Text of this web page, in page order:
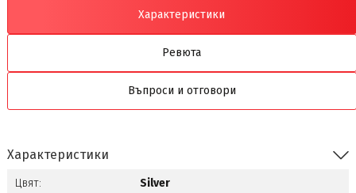
Характеристики
Ревюта
Въпроси и отговори
Характеристики
Цвят: Silver